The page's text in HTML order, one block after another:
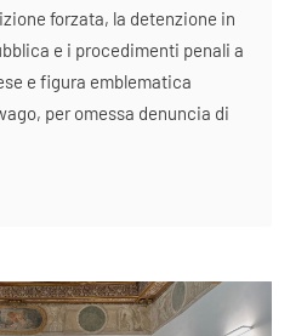
forzata, la detenzione in
e i procedimenti penali a
e figura emblematica
per omessa denuncia di